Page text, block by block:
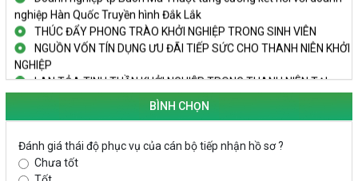
nghiệp Hàn Quốc Truyền hình Đắk Lắk
THÚC ĐẨY PHONG TRÀO KHỞI NGHIỆP TRONG SINH VIÊN
NGUỒN VỐN TÍN DỤNG ƯU ĐÃI TIẾP SỨC CHO THANH NIÊN KHỞI
NGHIỆP
LAN TỎA TINH THẦN KHỞI NGHIỆP TRONG THANH NIÊN TẠI
HUYỆN KRÔNG PẮC
KHỞI NGHIỆP VỚI MÔ HÌNH NUÔI ỐC NHỒI
NHÌN LẠI HOẠT ĐỘNG KHỞI NGHIỆP ĐẮK LẮK GIAI ĐOẠN 2018-
2020
KHAI MẠC TECHFEST 2024
BÌNH CHỌN
Đánh giá thái độ phục vụ của cán bộ tiếp nhận hồ sơ ?
Chưa tốt